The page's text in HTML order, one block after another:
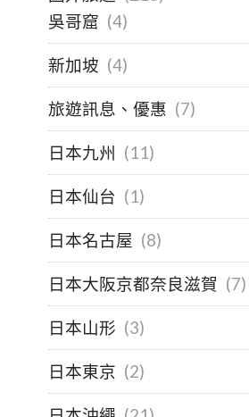
吳哥窟 (4)
新加坡 (4)
旅遊訊息、優惠 (7)
日本九州 (11)
日本仙台 (1)
日本名古屋 (8)
日本大阪京都奈良滋賀 (7)
日本山形 (3)
日本東京 (2)